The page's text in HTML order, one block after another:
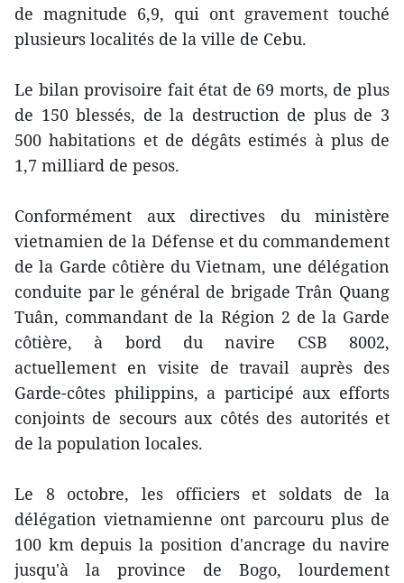
de magnitude 6,9, qui ont gravement touché
plusieurs localités de la ville de Cebu.
Le bilan provisoire fait état de 69 morts, de plus
de 150 blessés, de la destruction de plus de 3
500 habitations et de dégâts estimés à plus de
1,7 milliard de pesos.
Conformément aux directives du ministère
vietnamien de la Défense et du commandement
de la Garde côtière du Vietnam, une délégation
conduite par le général de brigade Trân Quang
Tuân, commandant de la Région 2 de la Garde
côtière, à bord du navire CSB 8002,
actuellement en visite de travail auprès des
Garde-côtes philippins, a participé aux efforts
conjoints de secours aux côtés des autorités et
de la population locales.
Le 8 octobre, les officiers et soldats de la
délégation vietnamienne ont parcouru plus de
100 km depuis la position d'ancrage du navire
jusqu'à la province de Bogo, lourdement